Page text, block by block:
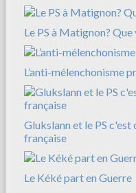
Le PS à Matignon?
L’anti-mélenchonisme
Glukslann et le PS
française
Le Kéké part en Guerre